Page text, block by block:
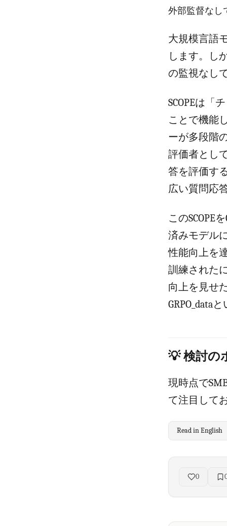
外部監督なし
大規模言語
します。し
の監視なし
SCOPEは「
ことで機能
ーが多段階
評価者とし
答を評価す
広い質問応
このSCOPE
済みモデル
性能向上を
訓練された
向上を見せ
GRPO_data
💡 検討の
現時点で
て注目して
Read in English
0